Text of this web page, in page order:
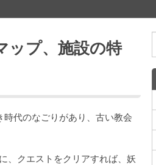
ップ、施設の特
代のなごりがあり、古い教会
、クエストをクリアすれば、妖